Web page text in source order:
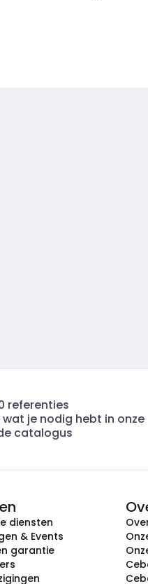
referenties
wat je nodig hebt in onze
catalogus
diensten
& Events
garantie